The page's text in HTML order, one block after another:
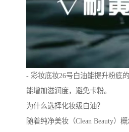
- 彩妆底妆26号白油能提升粉底
能增加滋润度，避免卡粉。
为什么选择化妆级白油？
随着纯净美妆（Clean Beauty）